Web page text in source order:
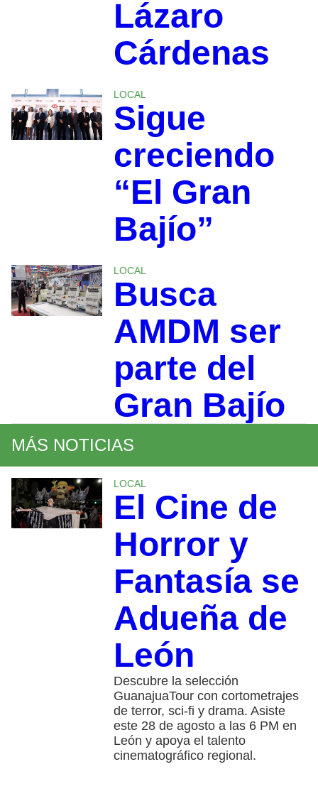
Lázaro
Cárdenas
LOCAL
Sigue
creciendo
“El Gran
Bajío”
LOCAL
Busca
AMDM ser
parte del
Gran Bajío
MÁS NOTICIAS
LOCAL
El Cine de
Horror y
Fantasía se
Adueña de
León
Descubre la selección
GuanajuaTour con cortometrajes
de terror, sci-fi y drama. Asiste
este 28 de agosto a las 6 PM en
León y apoya el talento
cinematográfico regional.